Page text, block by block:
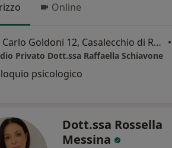
Online
Via Carlo Goldoni 12, Casalecchio di Reno •
Privato Dott.ssa Raffaella Schiavone
psicologico
Dott.ssa Rossella
Messina